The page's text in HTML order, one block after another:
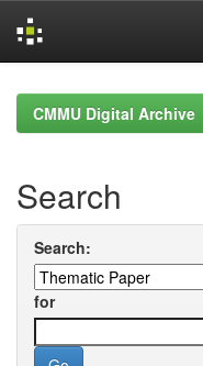
navigationCMMU Digital Archive
Search
Search:
for